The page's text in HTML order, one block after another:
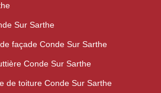
Sur Sarthe
façade Conde Sur Sarthe
Conde Sur Sarthe
de toiture Conde Sur Sarthe